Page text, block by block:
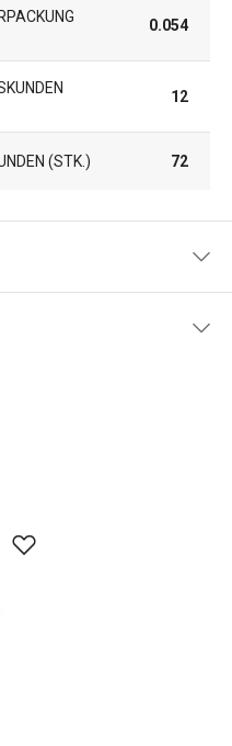
(
0.054
12
(STK.) 72
zu dekorieren
sind. Mit ihnen wird
gelingen.